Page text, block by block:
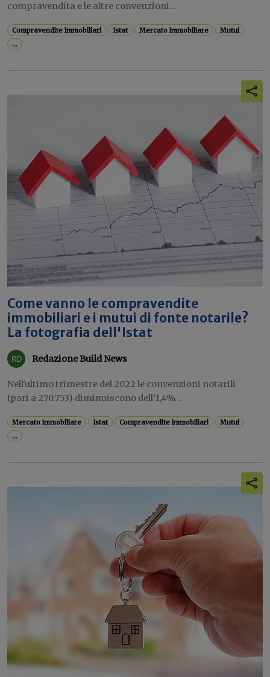
compravendita e le altre convenzioni...
Compravendite immobiliari Istat Mercato immobiliare
Mutui
...
Come vanno le compravendite
immobiliari e i mutui di fonte notarile?
La fotografia dell'Istat
Redazione Build News
Nell'ultimo trimestre del 2022 le convenzioni notarili
(pari a 270.753) diminuiscono dell’1,4%...
Mercato immobiliare Istat Compravendite immobiliari
Mutui
...